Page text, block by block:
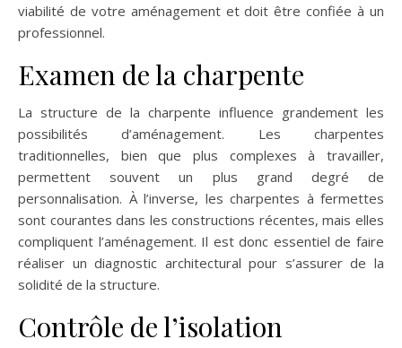
viabilité de votre aménagement et doit être confiée à un
professionnel.
Examen de la charpente
La structure de la charpente influence grandement les
possibilités d’aménagement. Les charpentes
traditionnelles, bien que plus complexes à travailler,
permettent souvent un plus grand degré de
personnalisation. À l’inverse, les charpentes à fermettes
sont courantes dans les constructions récentes, mais elles
compliquent l’aménagement. Il est donc essentiel de faire
réaliser un diagnostic architectural pour s’assurer de la
solidité de la structure.
Contrôle de l’isolation